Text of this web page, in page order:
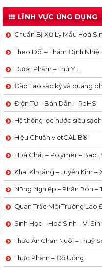
LĨNH VỰC ỨNG DỤNG
Chuẩn Bị Xử Lý Mẫu Hoá
Theo Dõi – Thẩm Định
Dược Phẩm – Thú Y…
Đào Tạo sắc ký và quang
Điện Tử – Bán Dẫn – RoHS
Hệ thống lọc nước siêu
Hiệu Chuẩn vietCALIB®
Hoá Chất – Polymer – Bao
Khai Khoáng – Luyện Kim –
Nông Nghiệp – Phân Bón –
Quan Trắc Môi Trường Lao
Sinh Học – Hoá Sinh – Vi
Thức Ăn Chăn Nuôi – Thuỷ
Thực Phẩm – Đồ Uống